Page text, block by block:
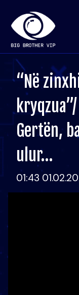
“Në
Gertën,
ulur…
01:43